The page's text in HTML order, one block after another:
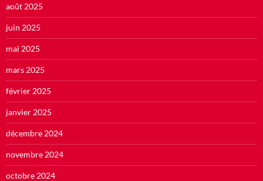
août 2025
juin 2025
mai 2025
mars 2025
février 2025
janvier 2025
décembre 2024
novembre 2024
octobre 2024